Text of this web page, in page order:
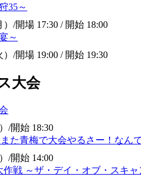
35～
/開場 17:30 / 開始 18:00
～
/開場 19:00 / 開始 19:30
大会
/開始 18:30
た青梅で大会やるさー！なん
/開始 14:00
戦 ～ザ・デイ・オブ・スキャ